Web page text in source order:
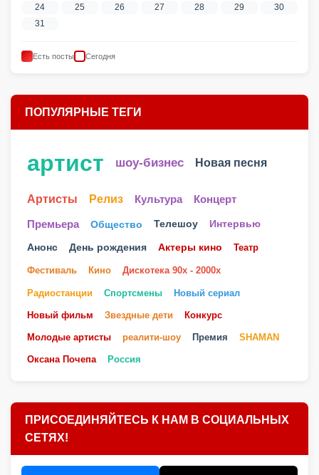
24
25 26 27 28 29
30
31
Есть посты Сегодня
ПОПУЛЯРНЫЕ ТЕГИ
артист шоу-бизнес Новая песня
Артисты Релиз Культура Концерт
Премьера Общество Телешоу Интервью
Анонс День рождения Актеры кино Театр
Фестиваль Кино Дискотека 90х - 2000х
Радиостанции Спортсмены Новый сериал
Новый фильм Звездные дети Конкурс
Молодые артисты реалити-шоу Премия SHAMAN
Оксана Почепа Россия
ПРИСОЕДИНЯЙТЕСЬ К НАМ В СОЦИАЛЬНЫХ
СЕТЯХ!